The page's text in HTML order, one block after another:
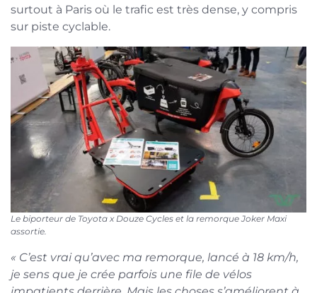
surtout à Paris où le trafic est très dense, y compris
sur piste cyclable.
Le biporteur de Toyota x Douze Cycles et la remorque Joker Maxi
assortie.
« C’est vrai qu’avec ma remorque, lancé à 18 km/h,
je sens que je crée parfois une file de vélos